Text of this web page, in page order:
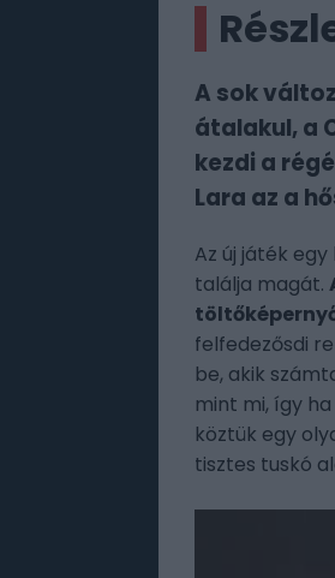
A sok
átalakul, a
kezdi a
Lara az a
Az új játék
találja magát.
felfedezősdi
be, akik
mint mi, így
köztük egy
tisztes tuskó